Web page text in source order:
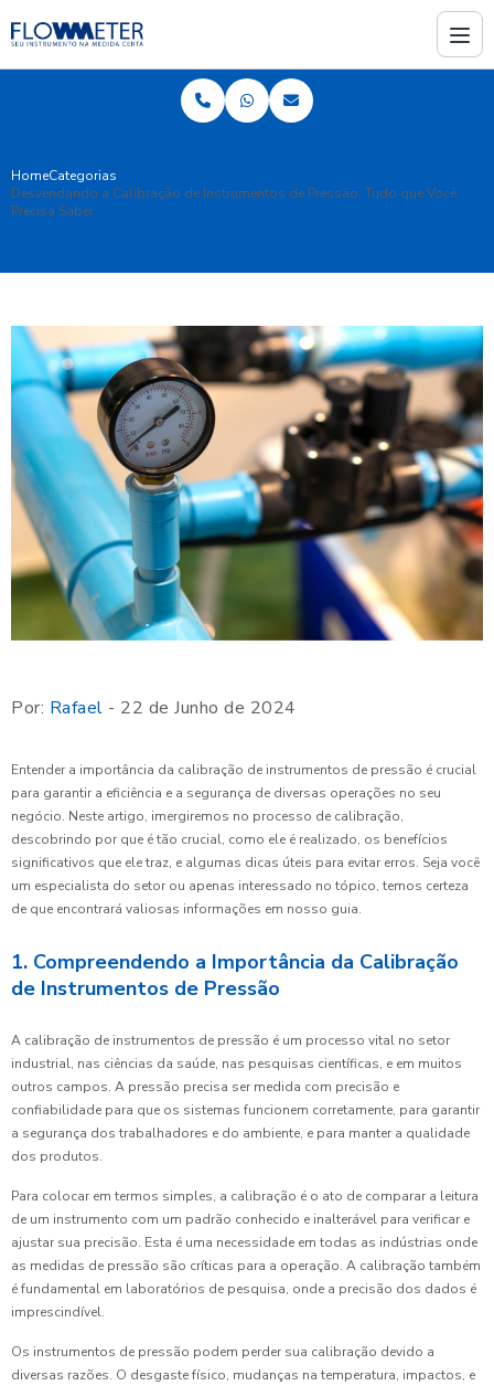
HomeCategorias
Desvendando a Calibração de Instrumentos de Pressão: Tudo que Você
Precisa Saber
Por: Rafael - 22 de Junho de 2024
Entender a importância da calibração de instrumentos de pressão é crucial
para garantir a eficiência e a segurança de diversas operações no seu
negócio. Neste artigo, imergiremos no processo de calibração,
descobrindo por que é tão crucial, como ele é realizado, os benefícios
significativos que ele traz, e algumas dicas úteis para evitar erros. Seja você
um especialista do setor ou apenas interessado no tópico, temos certeza
de que encontrará valiosas informações em nosso guia.
1. Compreendendo a Importância da Calibração
de Instrumentos de Pressão
A calibração de instrumentos de pressão é um processo vital no setor
industrial, nas ciências da saúde, nas pesquisas científicas, e em muitos
outros campos. A pressão precisa ser medida com precisão e
confiabilidade para que os sistemas funcionem corretamente, para garantir
a segurança dos trabalhadores e do ambiente, e para manter a qualidade
dos produtos.
Para colocar em termos simples, a calibração é o ato de comparar a leitura
de um instrumento com um padrão conhecido e inalterável para verificar e
ajustar sua precisão. Esta é uma necessidade em todas as indústrias onde
as medidas de pressão são críticas para a operação. A calibração também
é fundamental em laboratórios de pesquisa, onde a precisão dos dados é
imprescindível.
Os instrumentos de pressão podem perder sua calibração devido a
diversas razões. O desgaste físico, mudanças na temperatura, impactos, e